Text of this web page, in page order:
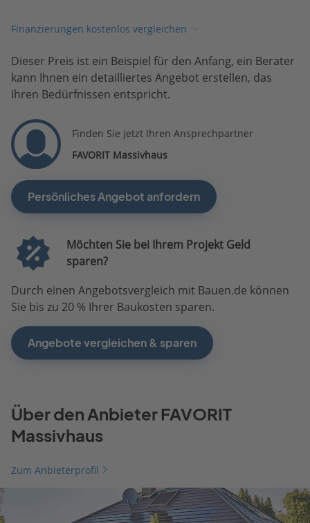
Finanzierungen kostenlos vergleichen
Dieser Preis ist ein Beispiel für den Anfang, ein Berater
kann Ihnen ein detailliertes Angebot erstellen, das
Ihren Bedürfnissen entspricht.
Finden Sie jetzt Ihren Ansprechpartner
FAVORIT Massivhaus
Persönliches Angebot anfordern
Möchten Sie bei Ihrem Projekt Geld
sparen?
Durch einen Angebotsvergleich mit Bauen.de können
Sie bis zu 20 % Ihrer Baukosten sparen.
Angebote vergleichen & sparen
Über den Anbieter FAVORIT
Massivhaus
Zum Anbieterprofil